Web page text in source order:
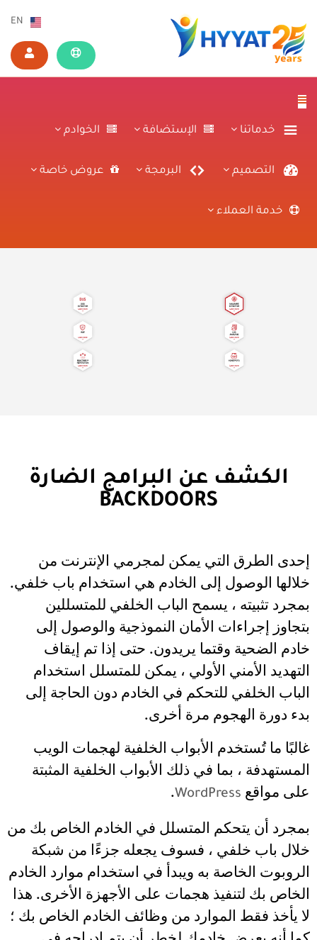
EN
خدماتنا الإستضافة الخوادم
التصميم البرمجة عروض خاصة
خدمة العملاء
الكشف عن البرامج الضارة
BACKDOORS
إحدى الطرق التي يمكن لمجرمي الإنترنت من
خلالها الوصول إلى الخادم هي استخدام باب خلفي.
بمجرد تثبيته ، يسمح الباب الخلفي للمتسللين
بتجاوز إجراءات الأمان النموذجية والوصول إلى
خادم الضحية وقتما يريدون. حتى إذا تم إيقاف
التهديد الأمني ​​الأولي ، يمكن للمتسلل استخدام
الباب الخلفي للتحكم في الخادم دون الحاجة إلى
بدء دورة الهجوم مرة أخرى.
غالبًا ما تُستخدم الأبواب الخلفية لهجمات الويب
المستهدفة ، بما في ذلك الأبواب الخلفية المثبتة
على مواقع WordPress
.
بمجرد أن يتحكم المتسلل في الخادم الخاص بك من
خلال باب خلفي ، فسوف يجعله جزءًا من شبكة
الروبوت الخاصة به ويبدأ في استخدام موارد الخادم
الخاص بك لتنفيذ هجمات على الأجهزة الأخرى. هذا
لا يأخذ فقط الموارد من وظائف الخادم الخاص بك ؛